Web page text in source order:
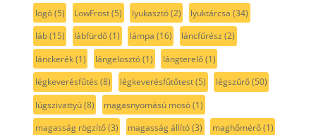
logó(5) LowFrost(5) lyukasztó(2) lyuktárcsa (34)
láb(15) lábfürdő(1) lámpa (16) láncfűrész (2)
lánckerék(1) lángelosztó(1) lángterelő(1)
légkeverésfűtés (8) légkeverésfűtőtest(5) légszűrő(50)
lúgszivattyú(8) magasnyomású mosó(1)
magasság rögzítő(3) magasság állító(3) maghőmérő(1)